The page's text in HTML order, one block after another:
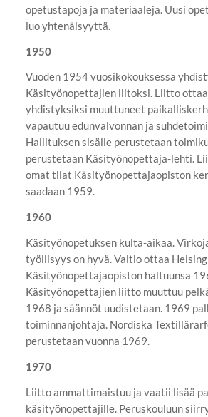
opetustapoja ja materiaaleja. Uusi
luo yhtenäisyyttä.
1950
Vuoden 1954 vuosikokouksessa
Käsityönopettajien liitoksi. Liitto
yhdistyksiksi muuttuneet
vapautuu edunvalvonnan ja
Hallituksen sisälle perustetaan
perustetaan Käsityönopettaja-lehti.
omat tilat Käsityönopettajaopiston
saadaan 1959.
1960
Käsityönopetuksen kulta-aikaa.
työllisyys on hyvä. Valtio ottaa
Käsityönopettajaopiston haltuunsa
Käsityönopettajien liitto muuttuu
1968 ja säännöt uudistetaan. 1969
toiminnanjohtaja. Nordiska
perustetaan vuonna 1969.
1970
Liitto ammattimaistuu ja vaatii lisää
käsityönopettajille. Peruskouluun